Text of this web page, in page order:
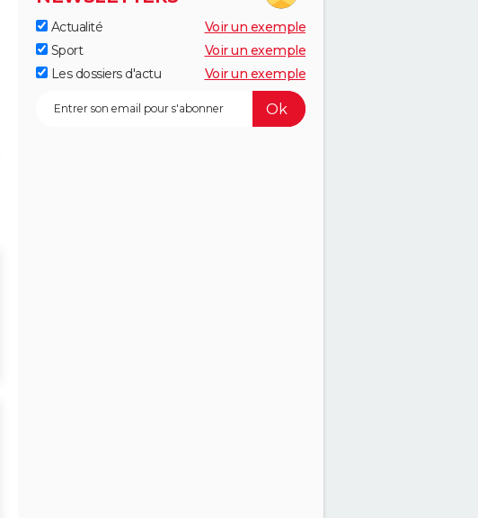
Actualité
Voir un exemple
Sport
Voir un exemple
Les dossiers d'actu
Voir un exemple